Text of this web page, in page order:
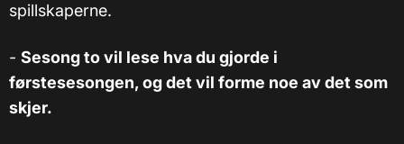
spillskaperne.
- Sesong to vil lese hva du gjorde i
førstesesongen, og det vil forme noe av det som
skjer.